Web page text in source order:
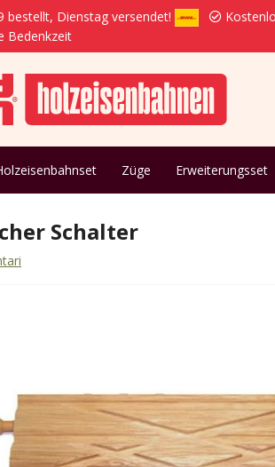
bestellt, Dienstag versendet!
Bedenkzeit
Züge Erweiterungsset
Schalter